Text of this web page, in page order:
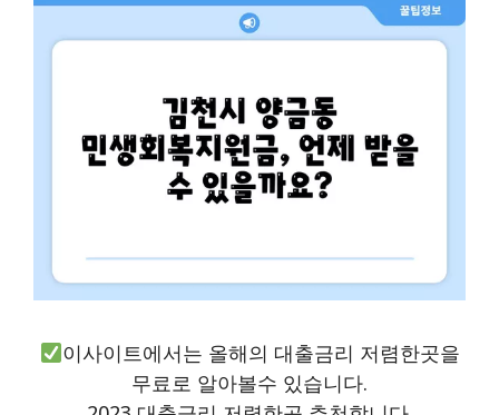
이사이트에서는 올해의 대출금리 저렴한곳을
무료로 알아볼수 있습니다.